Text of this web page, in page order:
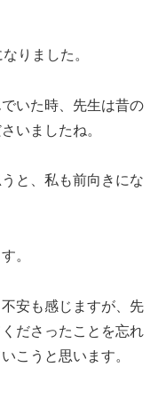
りました。
いた時、先生は昔の
いましたね。
と、私も前向きにな
。
安も感じますが、先
ださったことを忘れ
こうと思います。